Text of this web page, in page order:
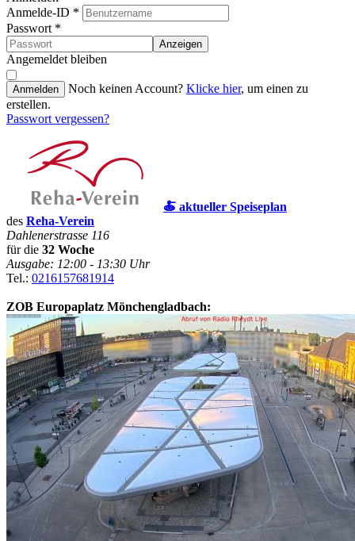
Anmelde-ID *
Passwort *
Anzeigen
Angemeldet bleiben
Anmelden Noch keinen Account? Klicke hier, um einen zu
erstellen.
Passwort vergessen?
🍝 aktueller Speiseplan
des Reha-Verein
Dahlenerstrasse 116
für die 32 Woche
Ausgabe: 12:00 - 13:30 Uhr
Tel.: 0216157681914
ZOB Europaplatz Mönchengladbach: